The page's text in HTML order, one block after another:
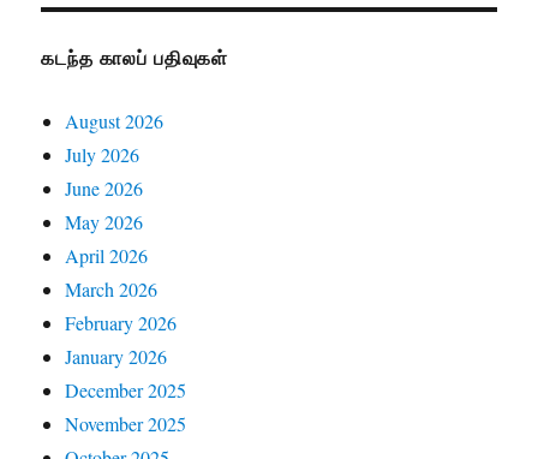
கடந்த காலப் பதிவுகள்
August 2026
July 2026
June 2026
May 2026
April 2026
March 2026
February 2026
January 2026
December 2025
November 2025